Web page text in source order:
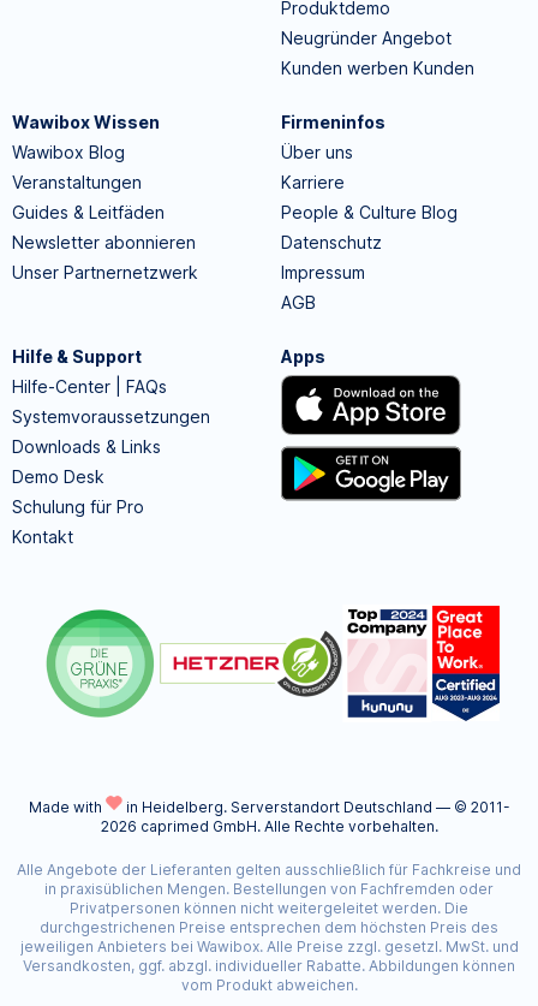
Produktdemo
Neugründer Angebot
Kunden werben Kunden
Wawibox Wissen
Wawibox Blog
Veranstaltungen
Guides & Leitfäden
Newsletter abonnieren
Unser Partnernetzwerk
Firmeninfos
Über uns
Karriere
People & Culture Blog
Datenschutz
Impressum
AGB
Hilfe & Support
Hilfe-Center | FAQs
Systemvoraussetzungen
Downloads & Links
Demo Desk
Schulung für Pro
Kontakt
Apps
Made with in Heidelberg. Serverstandort Deutschland — © 2011-
2026 caprimed GmbH. Alle Rechte vorbehalten.
Alle Angebote der Lieferanten gelten ausschließlich für Fachkreise und
in praxisüblichen Mengen. Bestellungen von Fachfremden oder
Privatpersonen können nicht weitergeleitet werden. Die
durchgestrichenen Preise entsprechen dem höchsten Preis des
jeweiligen Anbieters bei Wawibox. Alle Preise zzgl. gesetzl. MwSt. und
Versandkosten, ggf. abzgl. individueller Rabatte. Abbildungen können
vom Produkt abweichen.